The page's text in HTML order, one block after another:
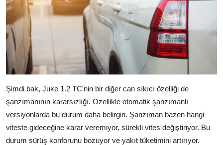
Şimdi bak, Juke 1.2 TC'nin bir diğer can sıkıcı özelliği de
şanzımanının kararsızlığı. Özellikle otomatik şanzımanlı
versiyonlarda bu durum daha belirgin. Şanzıman bazen hangi
viteste gideceğine karar veremiyor, sürekli vites değiştiriyor. Bu
durum sürüş konforunu bozuyor ve yakıt tüketimini artırıyor.